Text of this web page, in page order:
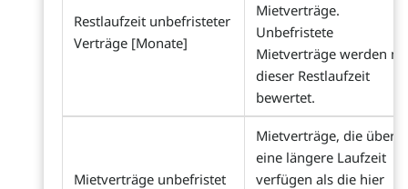
Restlaufzeit unbefristeter
Verträge [Monate]
Mietverträge.
Unbefristete
Mietverträge werden
dieser Restlaufzeit
bewertet.
Mietverträge unbefristet
Mietverträge, die über
eine längere Laufzeit
verfügen als die hier